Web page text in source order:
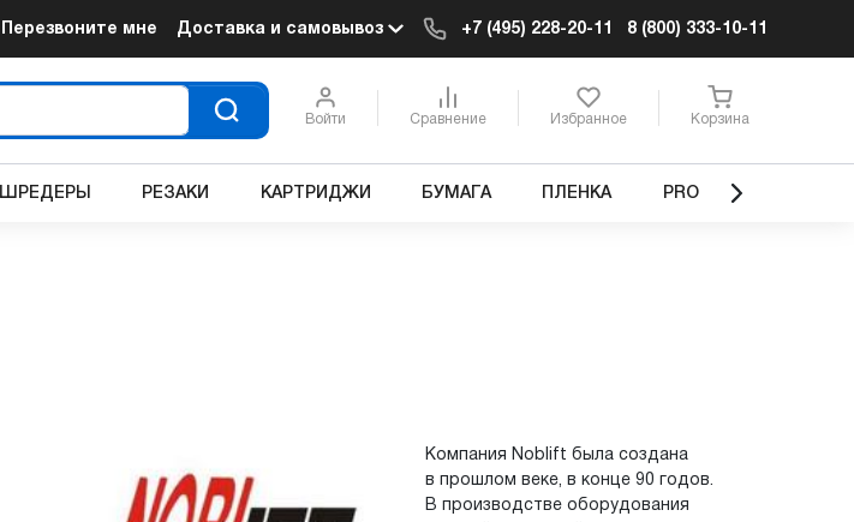
Перезвоните мне Доставка и самовывоз +7 (495) 228-20-11 8 (800) 333-10-11
Войти Сравнение Избранное Корзина
ШРЕДЕРЫ РЕЗАКИ КАРТРИДЖИ БУМАГА ПЛЕНКА PRO
Компания Noblift была создана
в прошлом веке, в конце 90 годов.
В производстве оборудования